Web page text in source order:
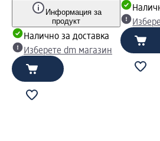
Информация за
продукт
Налично за доставка
Изберете dm магазин